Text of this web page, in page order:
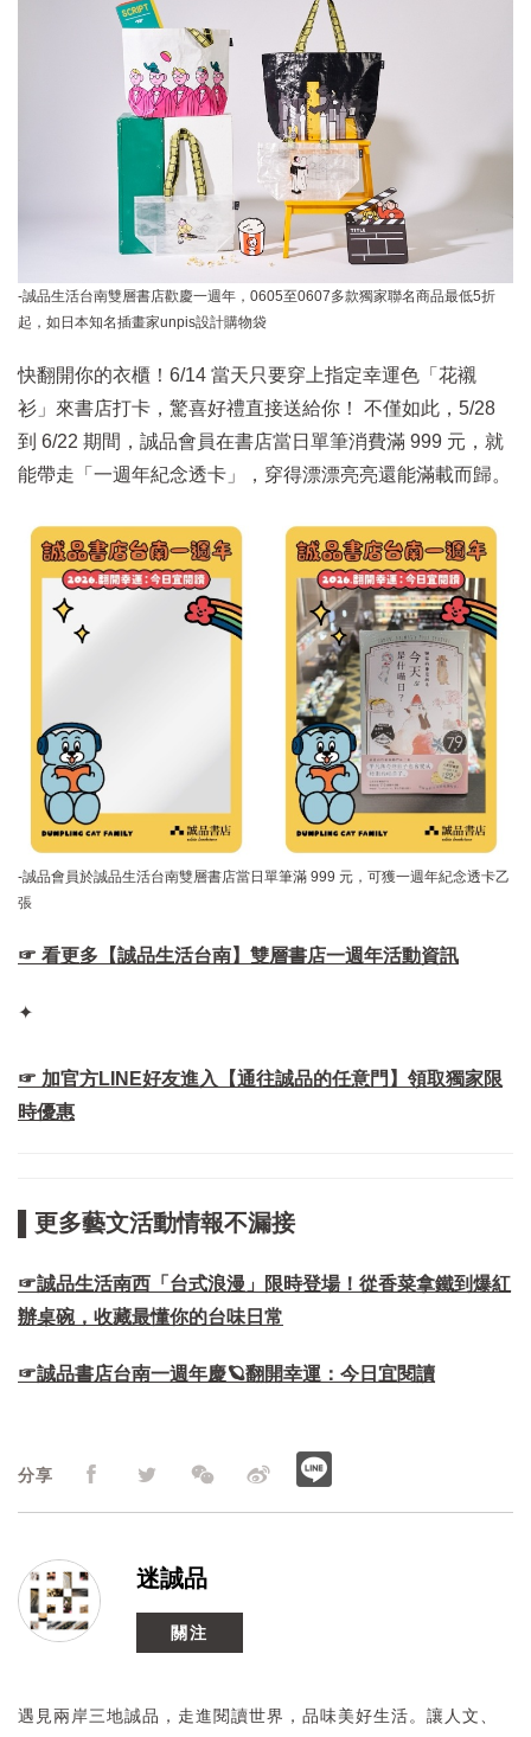
-誠品生活台南雙層書店歡慶一週年，0605至0607多款獨家聯名商品最低5折
起，如日本知名插畫家unpis設計購物袋
快翻開你的衣櫃！6/14 當天只要穿上指定幸運色「花襯
衫」來書店打卡，驚喜好禮直接送給你！ 不僅如此，5/28
到 6/22 期間，誠品會員在書店當日單筆消費滿 999 元，就
能帶走「一週年紀念透卡」，穿得漂漂亮亮還能滿載而歸。
-誠品會員於誠品生活台南雙層書店當日單筆滿 999 元，可獲一週年紀念透卡乙
張
☞ 看更多【誠品生活台南】 雙層書店一週年活動資訊
✦
☞ 加官方LINE好友進入【通往誠品的任意門】領取獨家限
時優惠
▌更多藝文活動情報不漏接
☞誠品生活南西「台式浪漫」限時登場！從香菜拿鐵到爆紅
辦桌碗，收藏最懂你的台味日常
☞誠品書店台南一週年慶🪐翻開幸運：今日宜閱讀​
分享
迷誠品
關注
遇見兩岸三地誠品，走進閱讀世界，品味美好生活。讓人文、